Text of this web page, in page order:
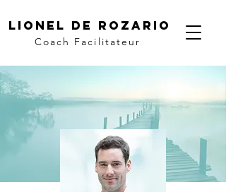
LIONEL DE ROZARIO
Coach Facilitateur